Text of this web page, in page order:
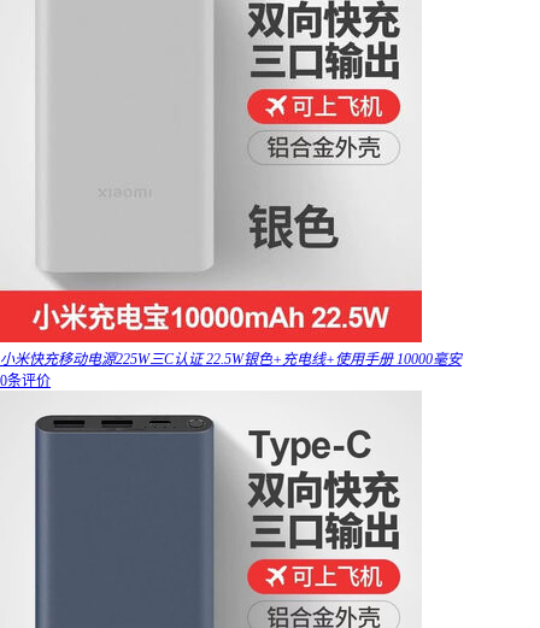
小米快充移动电源225W三C认证 22.5W银色+充电线+使用手册 10000毫安
0条评价